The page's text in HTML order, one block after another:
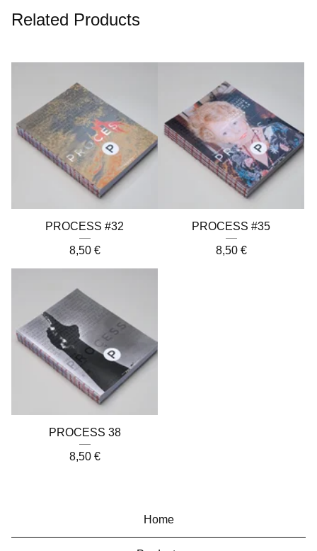
Related Products
PROCESS #32
8,50 €
PROCESS #35
8,50 €
PROCESS 38
8,50 €
Home